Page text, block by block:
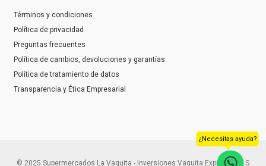
Términos y condiciones
Política de privacidad
Preguntas frecuentes
Política de cambios, devoluciones y garantías
Política de tratamiento de datos
Transparencia y Ética Empresarial
© 2025 Supermercados La Vaquita - Inversiones Vaquita Express S.A.S
¿Necesitas ayuda?